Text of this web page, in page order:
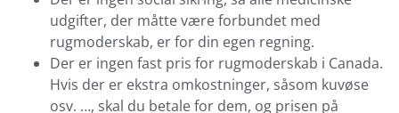
udgifter, der måtte være forbundet med
rugmoderskab, er for din egen regning.
Der er ingen fast pris for rugmoderskab i Canada.
Hvis der er ekstra omkostninger, såsom kuvøse
osv. …, skal du betale for dem, og prisen på